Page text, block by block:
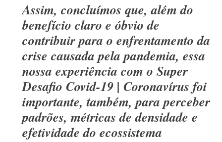
Assim, concluímos que, além do
benefício claro e óbvio de
contribuir para o enfrentamento da
crise causada pela pandemia, essa
nossa experiência com o Super
Desafio Covid-19 | Coronavírus foi
importante, também, para perceber
padrões, métricas de densidade e
efetividade do ecossistema